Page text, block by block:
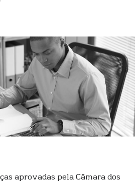
aprovadas pela Câmara dos